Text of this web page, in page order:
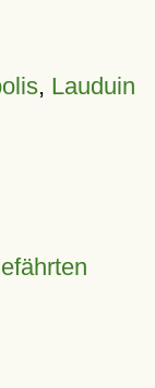
, Lauduin